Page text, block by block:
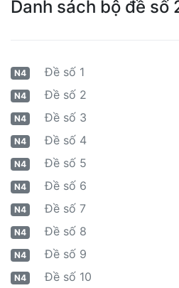
Danh sách bộ đề số
N4 Đề số 1
N4 Đề số 2
N4 Đề số 3
N4 Đề số 4
N4 Đề số 5
N4 Đề số 6
N4 Đề số 7
N4 Đề số 8
N4 Đề số 9
N4 Đề số 10